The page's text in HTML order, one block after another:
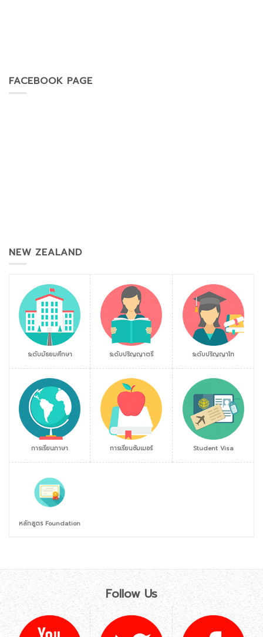
FACEBOOK PAGE
NEW ZEALAND
ระดับมัธยมศึกษา ระดับปริญญาตรี ระดับปริญญาโท
การเรียนภาษา การเรียนซัมเมอร์ Student Visa
หลักสูตร Foundation
Follow Us